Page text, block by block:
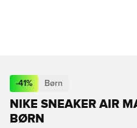
-41% Børn
NIKE SNEAKER AIR
BØRN